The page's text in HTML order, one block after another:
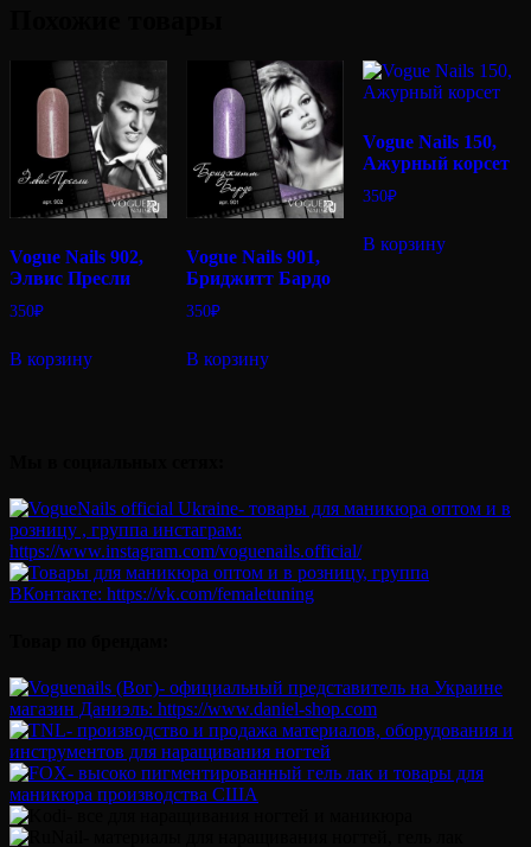
Vogue Nails 902,
Элвис Пресли
350₽
В корзину
Vogue Nails 901,
Бриджитт Бардо
350₽
В корзину
Vogue Nails 150,
Ажурный корсет
350₽
В корзину